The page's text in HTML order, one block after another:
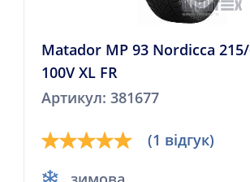
Matador MP 93 Nordicca
100V XL FR
Артикул: 381677
(1 відгук)